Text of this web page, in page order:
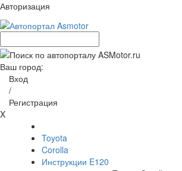
Авторизация
Ваш город:
Вход
/
Регистрация
X
Toyota
Corolla
Инструкции E120